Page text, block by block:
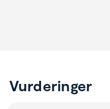
Vurderinger